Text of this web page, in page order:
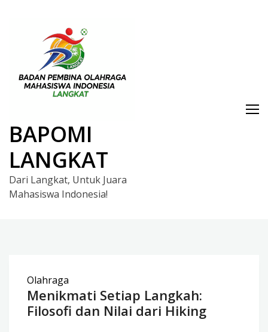
BAPOMI
LANGKAT
Dari Langkat, Untuk Juara
Mahasiswa Indonesia!
Olahraga
Menikmati Setiap Langkah:
Filosofi dan Nilai dari Hiking